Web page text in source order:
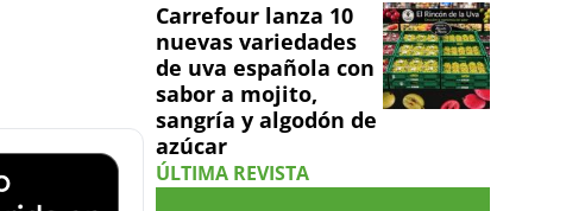
Carrefour lanza 10
nuevas variedades
de uva española con
sabor a mojito,
sangría y algodón de
azúcar
ÚLTIMA REVISTA